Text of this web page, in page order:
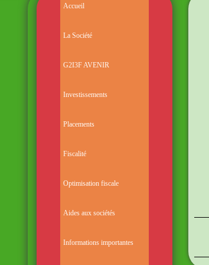
Accueil
La Société
G2I3F AVENIR
Investissements
Placements
Fiscalité
Optimisation fiscale
Aides aux sociétés
Informations importantes